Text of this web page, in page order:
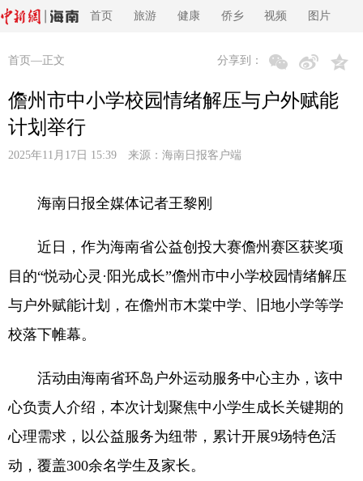
首页 旅游 健康 侨乡 视频 图片
首页 —正文 分享到：
儋州市中小学校园情绪解压与户外赋能
计划举行
2025年11月17日 15:39 来源： 海南日报客户端
海南日报全媒体记者王黎刚
近日，作为海南省公益创投大赛儋州赛区获奖项
目的“悦动心灵·阳光成长”儋州市中小学校园情绪解压
与户外赋能计划，在儋州市木棠中学、旧地小学等学
校落下帷幕。
活动由海南省环岛户外运动服务中心主办，该中
心负责人介绍，本次计划聚焦中小学生成长关键期的
心理需求，以公益服务为纽带，累计开展9场特色活
动，覆盖300余名学生及家长。